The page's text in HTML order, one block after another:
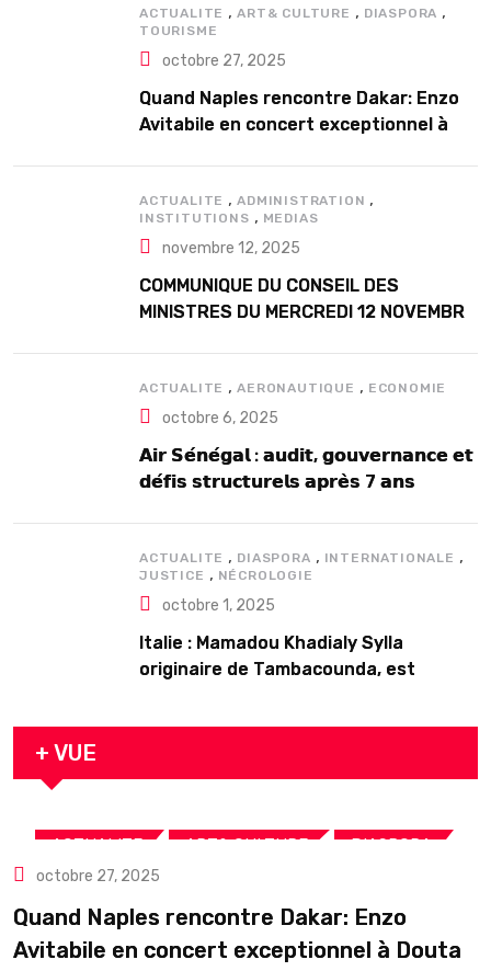
ACTUALITE ,ART& CULTURE , DIASPORA ,
TOURISME
octobre 27, 2025
Quand Naples rencontre Dakar: Enzo
Avitabile en concert exceptionnel à
ACTUALITE ,ADMINISTRATION ,
INSTITUTIONS , MEDIAS
novembre 12, 2025
COMMUNIQUE DU CONSEIL DES
MINISTRES DU MERCREDI 12 NOVEMBRE
ACTUALITE ,AERONAUTIQUE , ECONOMIE
octobre 6, 2025
𝗔𝗶𝗿 𝗦𝗲́𝗻𝗲́𝗴𝗮𝗹 : 𝗮𝘂𝗱𝗶𝘁, 𝗴𝗼𝘂𝘃𝗲𝗿𝗻𝗮𝗻𝗰𝗲 𝗲𝘁
𝗱𝗲́𝗳𝗶𝘀 𝘀𝘁𝗿𝘂𝗰𝘁𝘂𝗿𝗲𝗹𝘀 𝗮𝗽𝗿𝗲̀𝘀 7 𝗮𝗻𝘀
ACTUALITE , DIASPORA , INTERNATIONALE ,
JUSTICE , NÉCROLOGIE
octobre 1, 2025
Italie : Mamadou Khadialy Sylla
originaire de Tambacounda, est
arrestation
+ VUE
ACTUALITE ART& CULTURE DIASPORA
TOURISME
octobre 27, 2025
Quand Naples rencontre Dakar: Enzo
Avitabile en concert exceptionnel à Douta